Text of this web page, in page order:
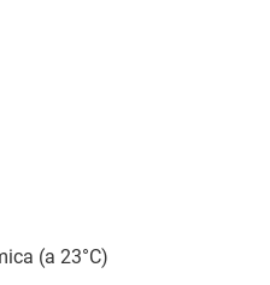
(a 23°C)